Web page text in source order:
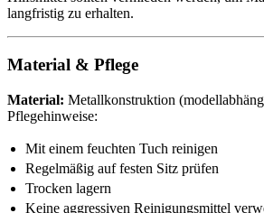
langfristig zu erhalten.
Material & Pflege
Material: Metallkonstruktion
Pflegehinweise:
Mit einem feuchten Tuch reinigen
Regelmäßig auf festen Sitz prüfen
Trocken lagern
Keine aggressiven Reinigungsmittel